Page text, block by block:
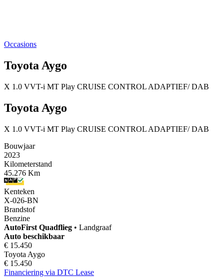
Occasions
Toyota Aygo
X 1.0 VVT-i MT Play CRUISE CONTROL ADAPTIEF/ DAB
Toyota Aygo
X 1.0 VVT-i MT Play CRUISE CONTROL ADAPTIEF/ DAB
Bouwjaar
2023
Kilometerstand
45.276 Km
Kenteken
X-026-BN
Brandstof
Benzine
AutoFirst Quadflieg • Landgraaf
Auto beschikbaar
€ 15.450
Toyota Aygo
€ 15.450
Financiering via DTC Lease